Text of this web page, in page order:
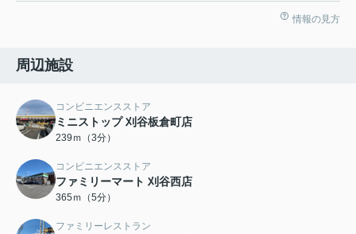
情報の見方
周辺施設
コンビニエンスストア
ミニストップ 刈谷板倉町店
239ｍ（3分）
コンビニエンスストア
ファミリーマート 刈谷西店
365ｍ（5分）
ファミリーレストラン